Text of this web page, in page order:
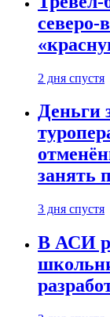
северо-
2 дня спустя
Деньги
занять
3 дня спустя
В АСИ